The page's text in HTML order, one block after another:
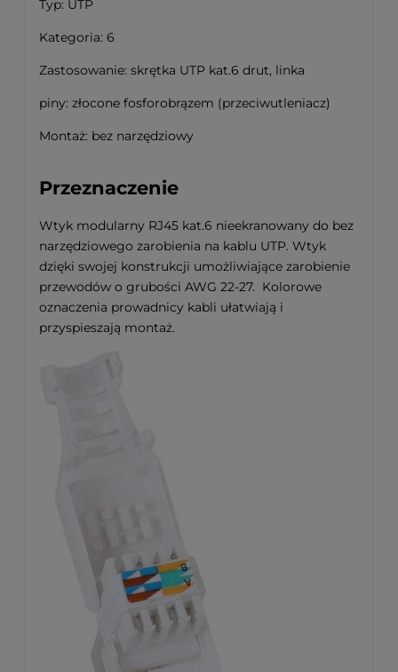
Typ: UTP
Kategoria: 6
Zastosowanie: skrętka UTP kat.6 drut, linka
piny: złocone fosforobrązem (przeciwutleniacz)
Montaż: bez narzędziowy
Przeznaczenie
Wtyk modularny RJ45 kat.6 nieekranowany do bez
narzędziowego zarobienia na kablu UTP. Wtyk
dzięki swojej konstrukcji umożliwiające zarobienie
przewodów o grubości AWG 22-27. Kolorowe
oznaczenia prowadnicy kabli ułatwiają i
przyspieszają montaż.